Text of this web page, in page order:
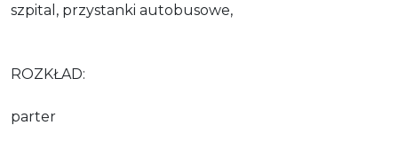
szpital, przystanki autobusowe,
ROZKŁAD:
parter